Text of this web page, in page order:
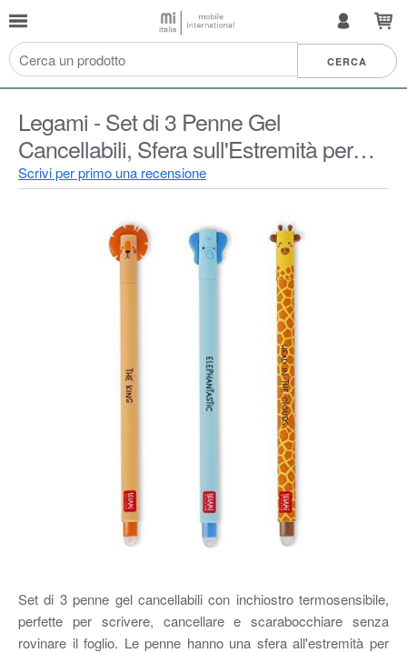
Legami - Set di 3 Penne Gel
Cancellabili, Sfera sull'Estremità per
Rimuovere l'Inchiostro senza
Blu, Arancione, Termosensibile,
Diametro Punta 0,7 mm
Scrivi per primo una recensione
Set di 3 penne gel cancellabili con inchiostro termosensibile,
perfette per scrivere, cancellare e scarabocchiare senza
rovinare il foglio. Le penne hanno una sfera all'estremità per